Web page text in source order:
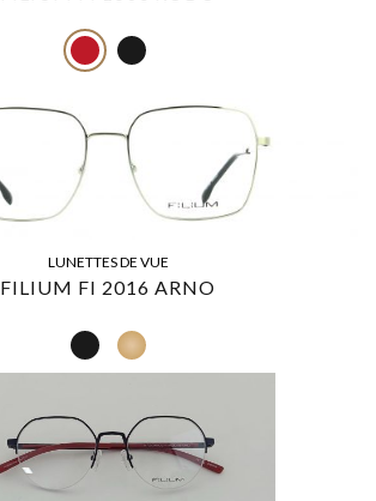
LUNETTES DE VUE
FILIUM FI 2016 ARNO